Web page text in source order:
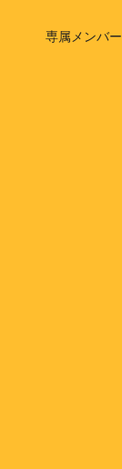
専属メンバー